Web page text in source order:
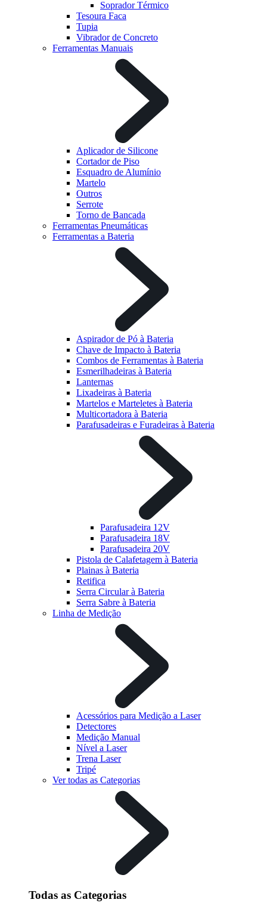
Soprador Térmico
Tesoura Faca
Tupia
Vibrador de Concreto
Ferramentas Manuais
Aplicador de Silicone
Cortador de Piso
Esquadro de Alumínio
Martelo
Outros
Serrote
Torno de Bancada
Ferramentas Pneumáticas
Ferramentas a Bateria
Aspirador de Pó à Bateria
Chave de Impacto à Bateria
Combos de Ferramentas à Bateria
Esmerilhadeiras à Bateria
Lanternas
Lixadeiras à Bateria
Martelos e Marteletes à Bateria
Multicortadora à Bateria
Parafusadeiras e Furadeiras à Bateria
Parafusadeira 12V
Parafusadeira 18V
Parafusadeira 20V
Pistola de Calafetagem à Bateria
Plainas à Bateria
Retifica
Serra Circular à Bateria
Serra Sabre à Bateria
Linha de Medição
Acessórios para Medição a Laser
Detectores
Medição Manual
Nível a Laser
Trena Laser
Tripé
Ver todas as Categorias
Todas as Categorias